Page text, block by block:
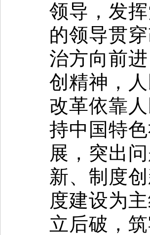
领导，发
的领导贯
治方向前
创精神，
改革依靠
持中国特
展，突出
新、制度
度建设为
立后破，